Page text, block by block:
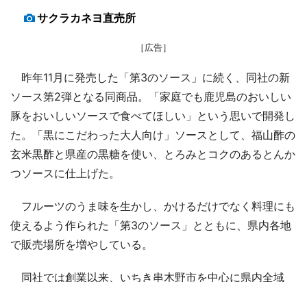
サクラカネヨ直売所
［広告］
昨年11月に発売した「第3のソース」に続く、同社の新
ソース第2弾となる同商品。「家庭でも鹿児島のおいしい
豚をおいしいソースで食べてほしい」という思いで開発し
た。「黒にこだわった大人向け」ソースとして、福山酢の
玄米黒酢と県産の黒糖を使い、とろみとコクのあるとんか
つソースに仕上げた。
フルーツのうま味を生かし、かけるだけでなく料理にも
使えるよう作られた「第3のソース」とともに、県内各地
で販売場所を増やしている。
同社では創業以来、いちき串木野市を中心に県内全域